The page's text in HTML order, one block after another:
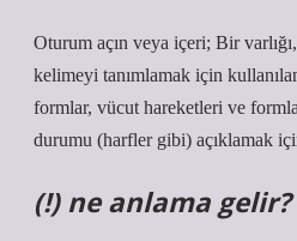
Oturum açın veya içeri; Bir
kelimeyi tanımlamak için
formlar, vücut hareketleri ve
durumu (harfler gibi) açıklamak
(!) ne anlama gelir?